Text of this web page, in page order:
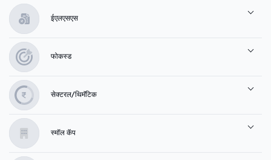
ईएलएसएस
फोकस्ड
सेक्टरल/थिमॅटिक
स्मॉल कॅप